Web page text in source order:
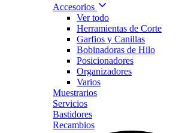
Accesorios
Ver todo
Herramientas de Corte
Garfios y Canillas
Bobinadoras de Hilo
Posicionadores
Organizadores
Varios
Muestrarios
Servicios
Bastidores
Recambios